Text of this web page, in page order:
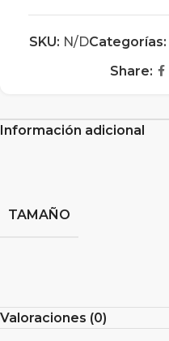
SKU: N/DCategorías:
Share:
Información adicional
TAMAÑO
Valoraciones (0)